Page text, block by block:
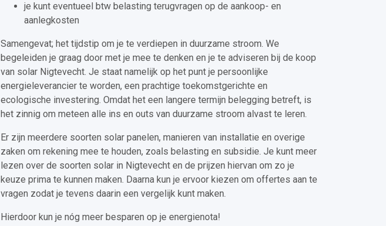
je kunt eventueel btw belasting terugvragen op de aankoop- en
aanlegkosten
Samengevat; het tijdstip om je te verdiepen in duurzame stroom. We
begeleiden je graag door met je mee te denken en je te adviseren bij de koop
van solar Nigtevecht. Je staat namelijk op het punt je persoonlijke
energieleverancier te worden, een prachtige toekomstgerichte en
ecologische investering. Omdat het een langere termijn belegging betreft, is
het zinnig om meteen alle ins en outs van duurzame stroom alvast te leren.
Er zijn meerdere soorten solar panelen, manieren van installatie en overige
zaken om rekening mee te houden, zoals belasting en subsidie. Je kunt meer
lezen over de soorten solar in Nigtevecht en de prijzen hiervan om zo je
keuze prima te kunnen maken. Daarna kun je ervoor kiezen om offertes aan te
vragen zodat je tevens daarin een vergelijk kunt maken.
Hierdoor kun je nóg meer besparen op je energienota!